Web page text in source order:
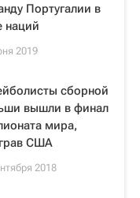
Португалии в
наций
2019
сборной
вышли в финал
мира,
США
2018